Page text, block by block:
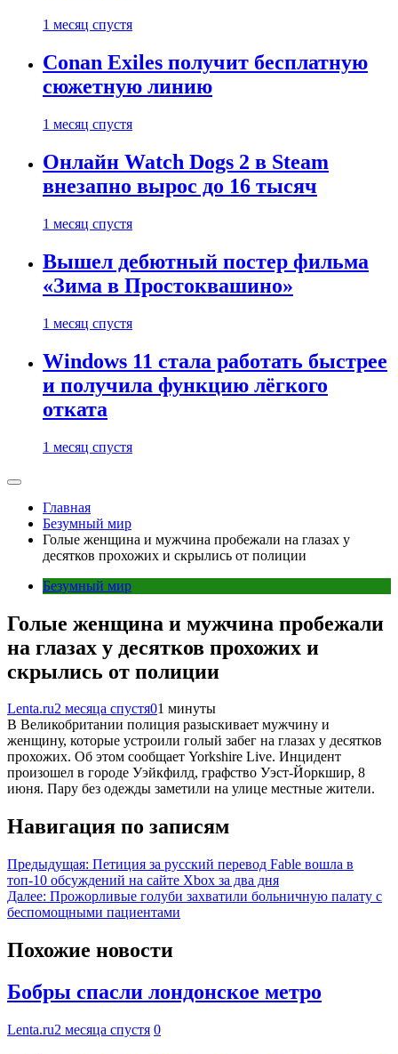
1 месяц спустя
Conan Exiles получит бесплатную
сюжетную линию
1 месяц спустя
Онлайн Watch Dogs 2 в Steam
внезапно вырос до 16 тысяч
1 месяц спустя
Вышел дебютный постер фильма
«Зима в Простоквашино»
1 месяц спустя
Windows 11 стала работать быстрее
и получила функцию лёгкого
отката
1 месяц спустя
Главная
Безумный мир
Голые женщина и мужчина пробежали на глазах у
десятков прохожих и скрылись от полиции
Безумный мир
Голые женщина и мужчина пробежали
на глазах у десятков прохожих и
скрылись от полиции
Lenta.ru2 месяца спустя01 минуты
В Великобритании полиция разыскивает мужчину и
женщину, которые устроили голый забег на глазах у десятков
прохожих. Об этом сообщает Yorkshire Live. Инцидент
произошел в городе Уэйкфилд, графство Уэст-Йоркшир, 8
июня. Пару без одежды заметили на улице местные жители.
Навигация по записям
Предыдущая: Петиция за русский перевод Fable вошла в
топ-10 обсуждений на сайте Xbox за два дня
Далее: Прожорливые голуби захватили больничную палату с
беспомощными пациентами
Похожие новости
Бобры спасли лондонское метро
Lenta.ru2 месяца спустя 0